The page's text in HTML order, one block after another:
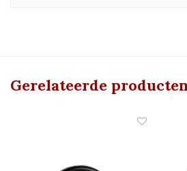
Gerelateerde
Gerelateerde